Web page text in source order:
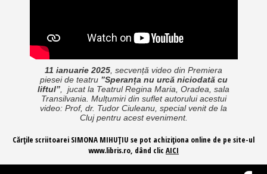
11 ianuarie 2025 , secvență video din Premiera
piesei de teatru ”Speranța nu urcă niciodată cu
liftul” , jucat la Teatrul Regina Maria, Oradea, sala
Transilvania. Mulțumiri din suflet autorului acestui
video: Prof, dr. Tudor Ciuleanu, special venit de la
Cluj pentru acest eveniment.
Cărțile scriitoarei SIMONA MIHUȚIU se pot achiziționa online de pe site-ul
www.libris.ro, dând clic AICI